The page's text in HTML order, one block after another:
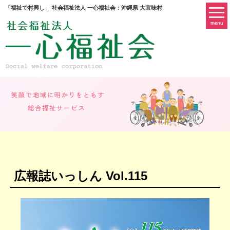
「福祉で村興し」 社会福祉法人 一心福祉会：沖縄県 大宜味村
menu
広報誌いっしん Vol.115